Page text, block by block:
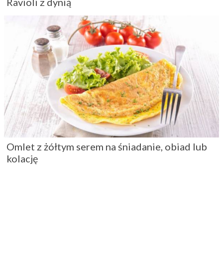
Omlet z żółtym serem na śniadanie, obiad lub
kolację